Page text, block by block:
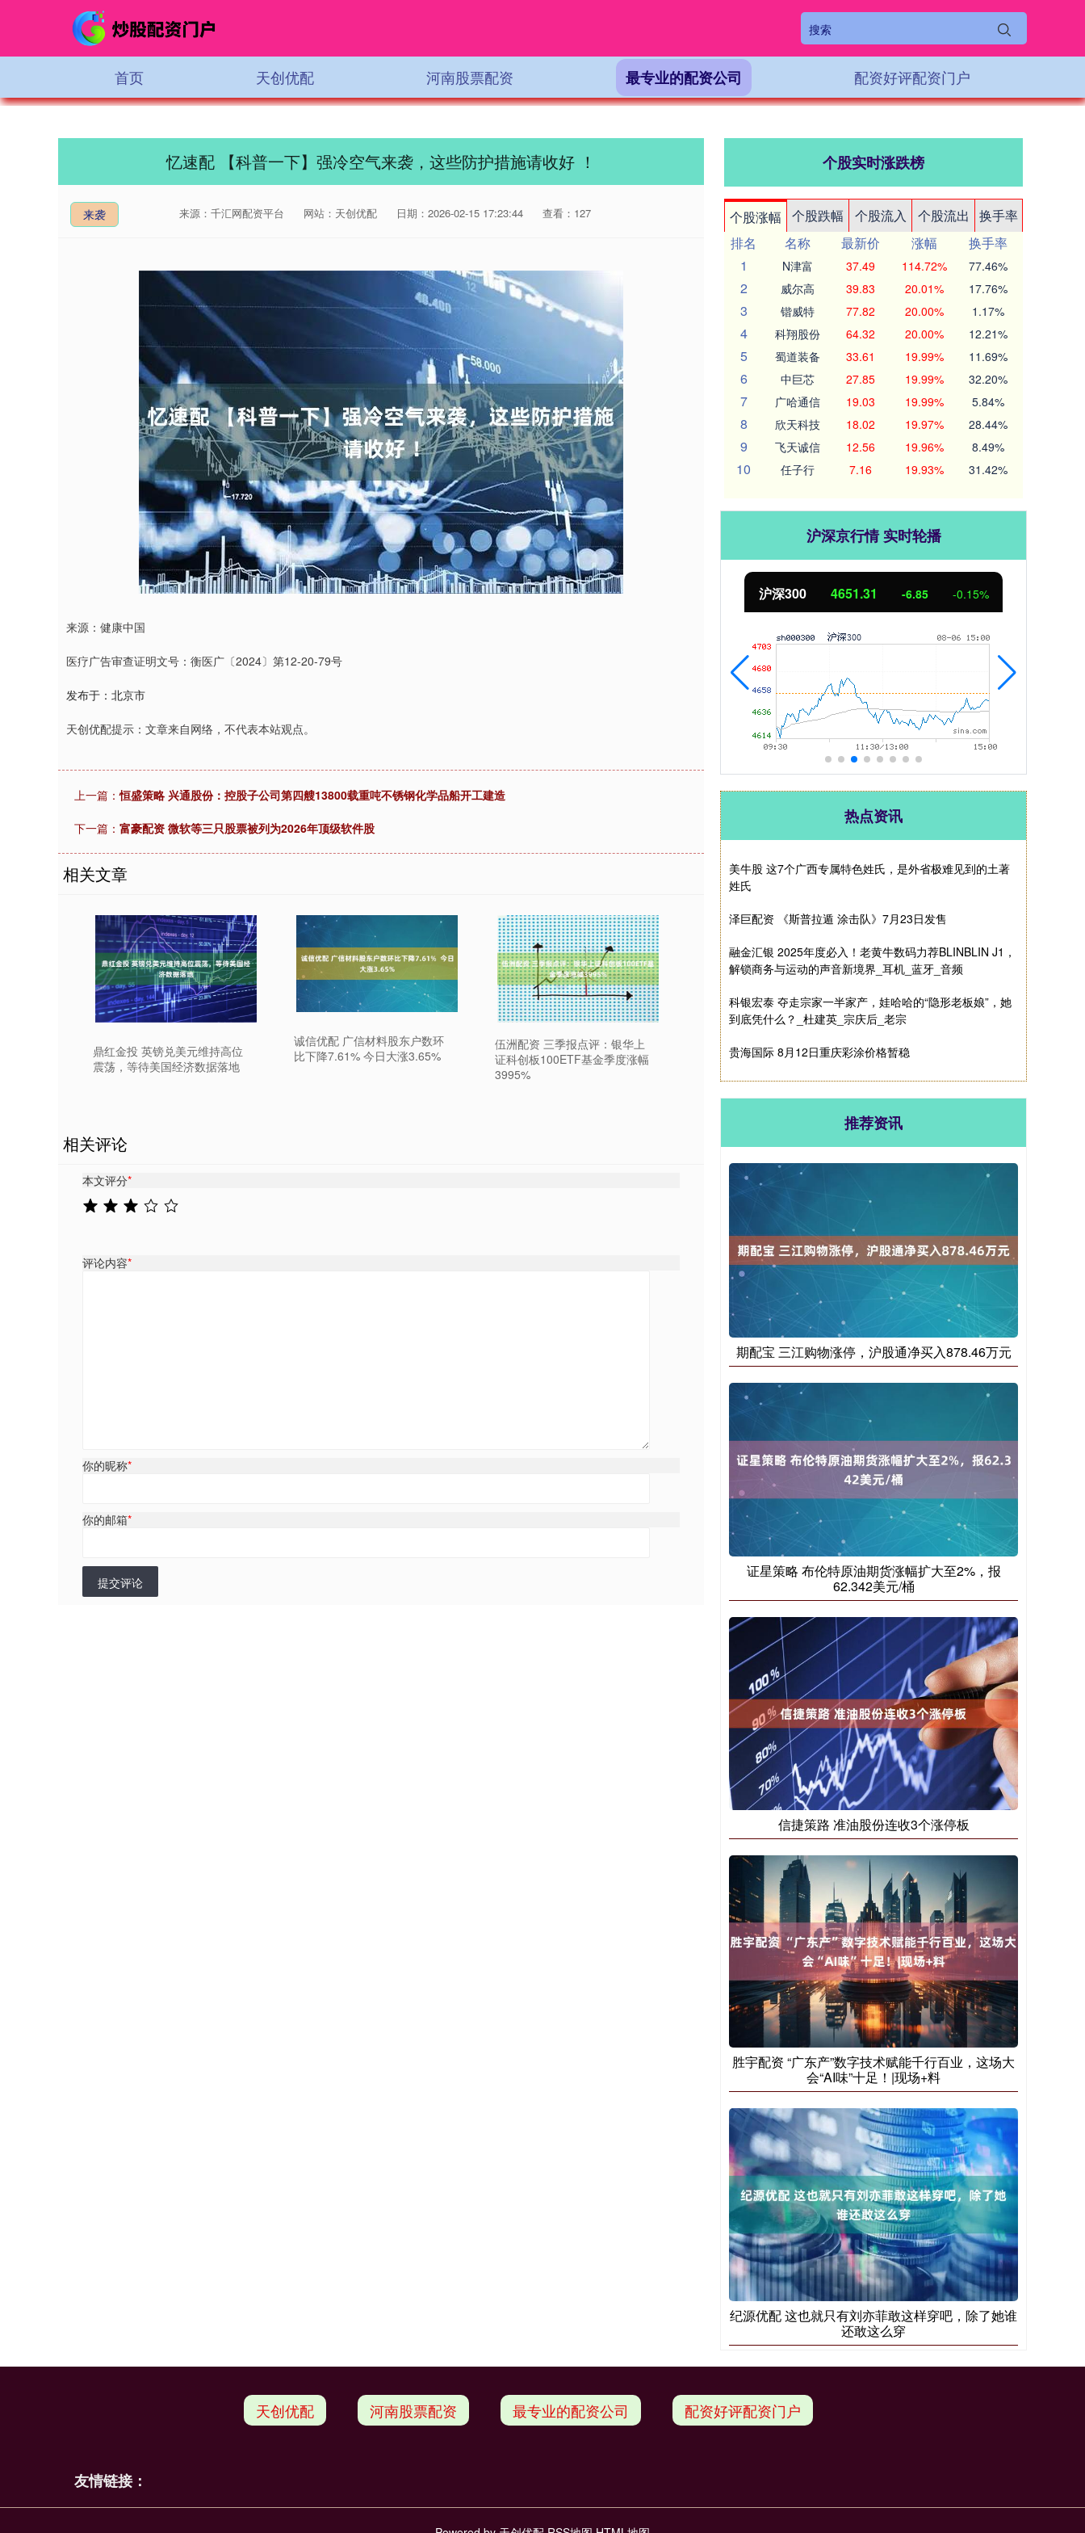
首页 天创优配 河南股票配资 最专业的配资公司 配资好评配资门户
忆速配 【科普一下】强冷空气来袭，这些防护措施请收好 ！
来袭 来源：千汇网配资平台 网站：天创优配 日期：2026-02-15 17:23:44 查看：127
来源：健康中国
医疗广告审查证明文号：衡医广〔2024〕第12-20-79号
发布于：北京市
天创优配提示：文章来自网络，不代表本站观点。
上一篇：恒盛策略 兴通股份：控股子公司第四艘13800载重吨不锈钢化学品船开工建造
下一篇： 富豪配资 微软等三只股票被列为2026年顶级软件股
相关文章
鼎红金投 英镑兑美元维持高位
震荡，等待美国经济数据落地
诚信优配 广信材料股东户数环
比下降7.61% 今日大涨3.65%
伍洲配资 三季报点评：银华上
证科创板100ETF基金季度涨幅
3995%
相关评论
本文评分*
评论内容*
你的昵称*
你的邮箱*
提交评论
个股实时涨跌榜
个股涨幅 个股跌幅 个股流入 个股流出
换手率
排名
名称 最新价 涨幅
换手率
1
N津富 37.49 114.72% 77.46%
2 威尔高 39.83 20.01% 17.76%
3 锴威特 77.82 20.00% 1.17%
4 科翔股份 64.32 20.00% 12.21%
5 蜀道装备 33.61 19.99% 11.69%
6 中巨芯 27.85 19.99% 32.20%
7 广哈通信 19.03 19.99% 5.84%
8 欣天科技 18.02 19.97% 28.44%
9 飞天诚信 12.56 19.96% 8.49%
10 任子行 7.16 19.93% 31.42%
沪深京行情 实时轮播
深证成指 14110.12 -34.08 -0.24% 沪深300 4651.31 -6.85 北证50 1122.88 3.42 0.30%
热点资讯
美牛股 这7个广西专属特色姓氏，是外省极难见到的土著
姓氏
泽巨配资 《斯普拉遁 涂击队》7月23日发售
融金汇银 2025年度必入！老黄牛数码力荐BLINBLIN J1，
解锁商务与运动的声音新境界_耳机_蓝牙_音频
科银宏泰 夺走宗家一半家产，娃哈哈的“隐形老板娘”，她
到底凭什么？_杜建英_宗庆后_老宗
贵海国际 8月12日重庆彩涂价格暂稳
推荐资讯
期配宝 三江购物涨停，沪股通净买入878.46万元
证星策略 布伦特原油期货涨幅扩大至2%，报
62.342美元/桶
信捷策路 准油股份连收3个涨停板
胜宇配资 “广东产”数字技术赋能千行百业，这场大
会“AI味”十足！|现场+料
纪源优配 这也就只有刘亦菲敢这样穿吧，除了她谁
还敢这么穿
天创优配 河南股票配资 最专业的配资公司 配资好评配资门户
友情链接：